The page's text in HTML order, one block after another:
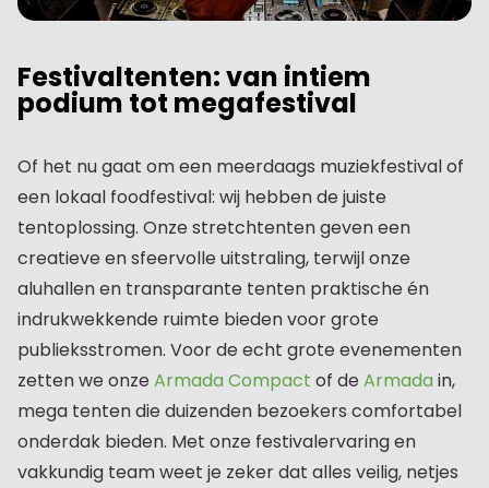
Festivaltenten: van intiem
podium tot megafestival
Of het nu gaat om een meerdaags muziekfestival of
een lokaal foodfestival: wij hebben de juiste
tentoplossing. Onze stretchtenten geven een
creatieve en sfeervolle uitstraling, terwijl onze
aluhallen en transparante tenten praktische én
indrukwekkende ruimte bieden voor grote
publieksstromen. Voor de echt grote evenementen
zetten we onze Armada Compact of de Armada in,
mega tenten die duizenden bezoekers comfortabel
onderdak bieden. Met onze festivalervaring en
vakkundig team weet je zeker dat alles veilig, netjes